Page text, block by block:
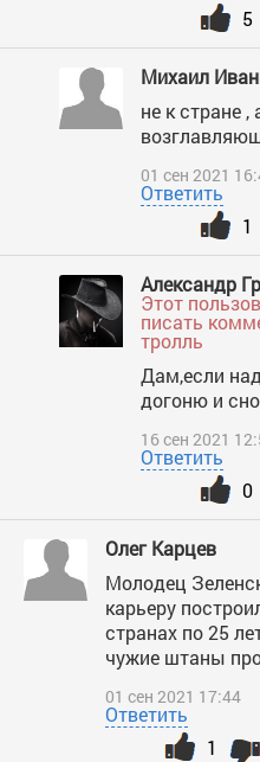
5
Михаил
не к стране
01 сен 2021
Ответить
1
Александр
Этот
писать
тролль
Дам,если
догоню и
16 сен 2021
Ответить
0
Олег Карцев
Молодец
карьеру
странах по 25
чужие штаны
01 сен 2021 17:44
Ответить
1